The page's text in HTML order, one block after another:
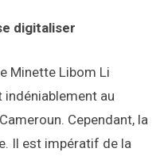
digitaliser
Minette Libom Li
au
Cependant, la
Il est impératif de la